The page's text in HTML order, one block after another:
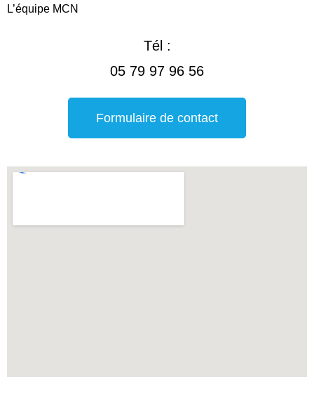
L’équipe MCN
Tél :
05 79 97 96 56
Formulaire de contact